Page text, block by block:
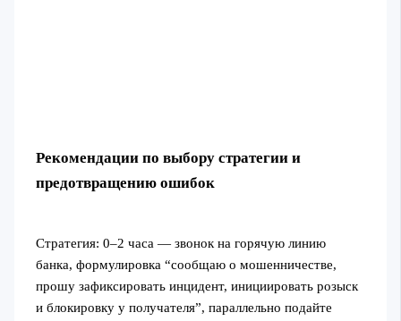
Рекомендации по выбору стратегии и
предотвращению ошибок
Стратегия: 0–2 часа — звонок на горячую линию
банка, формулировка “сообщаю о мошенничестве,
прошу зафиксировать инцидент, инициировать розыск
и блокировку у получателя”, параллельно подайте